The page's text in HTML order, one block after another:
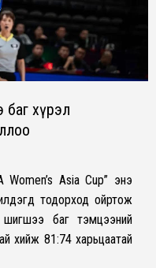
хүрэл
Asia Cup” энэ
тодорход ойртож
баг тэмцээний
хийж 81:74 харьцаатай